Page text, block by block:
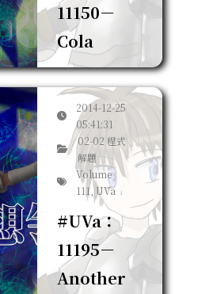
11150－
Cola
2014-12-25
05:41:31
02-02 程式
解題
Volume
111, UVa
#UVa：
11195－
Another